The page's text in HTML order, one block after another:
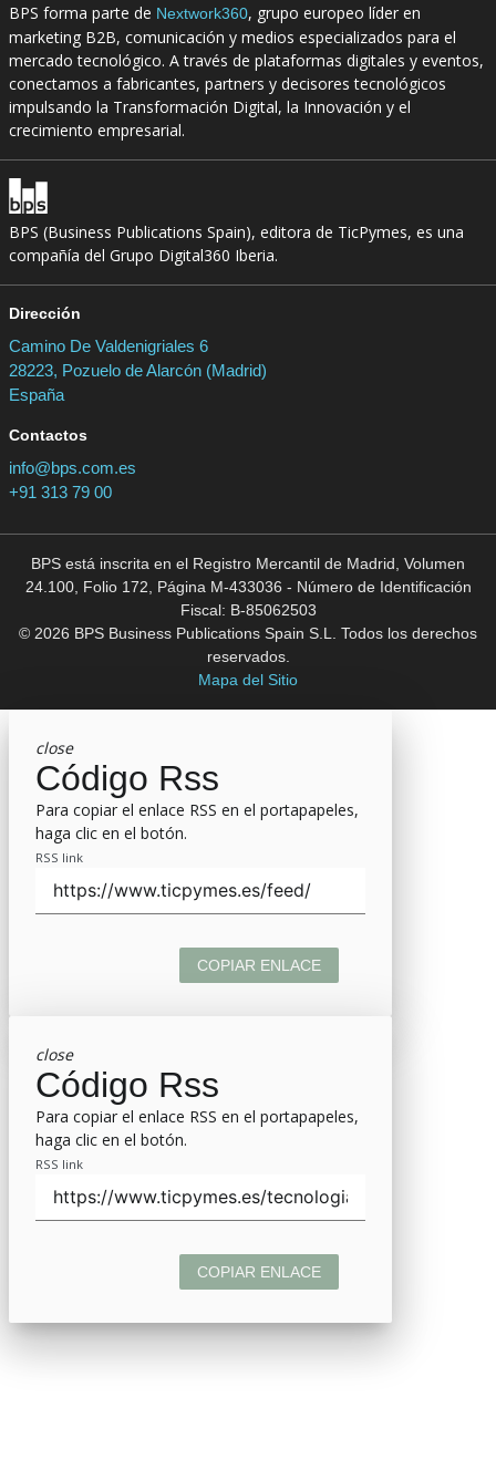
BPS forma parte de Nextwork360, grupo europeo líder en
marketing B2B, comunicación y medios especializados para el
mercado tecnológico. A través de plataformas digitales y eventos,
conectamos a fabricantes, partners y decisores tecnológicos
impulsando la Transformación Digital, la Innovación y el
crecimiento empresarial.
BPS (Business Publications Spain), editora de TicPymes, es una
compañía del Grupo Digital360 Iberia.
Dirección
Camino De Valdenigriales 6
28223, Pozuelo de Alarcón (Madrid)
España
Contactos
info@bps.com.es
+91 313 79 00
BPS está inscrita en el Registro Mercantil de Madrid, Volumen
24.100, Folio 172, Página M-433036 - Número de Identificación
Fiscal: B-85062503
© 2026 BPS Business Publications Spain S.L. Todos los derechos
reservados.
Mapa del Sitio
close
Código Rss
Para copiar el enlace RSS en el portapapeles,
haga clic en el botón.
RSS link
COPIAR ENLACE
close
Código Rss
Para copiar el enlace RSS en el portapapeles,
haga clic en el botón.
RSS link
COPIAR ENLACE